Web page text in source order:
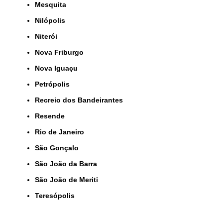
Mesquita
Nilópolis
Niterói
Nova Friburgo
Nova Iguaçu
Petrópolis
Recreio dos Bandeirantes
Resende
Rio de Janeiro
São Gonçalo
São João da Barra
São João de Meriti
Teresópolis